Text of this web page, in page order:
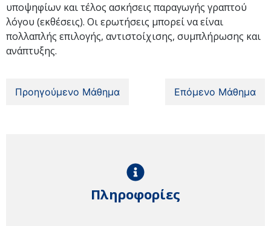
υποψηφίων και τέλος ασκήσεις παραγωγής γραπτού
λόγου (εκθέσεις). Οι ερωτήσεις μπορεί να είναι
πολλαπλής επιλογής, αντιστοίχισης, συμπλήρωσης και
ανάπτυξης.
Προηγούμενο Μάθημα Επόμενο Μάθημα
Πληροφορίες